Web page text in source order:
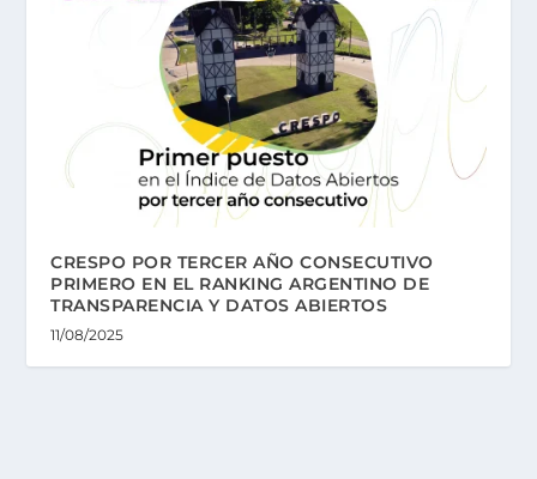
CRESPO POR TERCER AÑO CONSECUTIVO
PRIMERO EN EL RANKING ARGENTINO DE
TRANSPARENCIA Y DATOS ABIERTOS
11/08/2025